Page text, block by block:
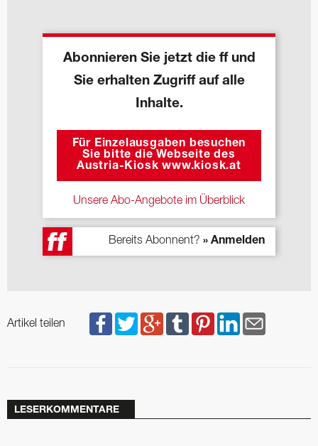
Abonnieren Sie jetzt die ff und
Sie erhalten Zugriff auf alle
Inhalte.
Für Einzelausgaben besuchen
Sie bitte die Webseite des
Austria-Kiosk www.kiosk.at
Unsere Abo-Angebote im Überblick
Bereits Abonnent? » Anmelden
Artikel teilen
LESERKOMMENTARE